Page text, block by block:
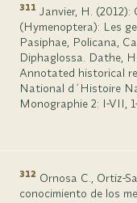
311 Janvier, H. (2012):
(Hymenoptera): Les
Pasiphae, Policana,
Diphaglossa. Dathe,
Annotated historical
National d´Histoire
Monographie 2: I-VII,
312 Ornosa C., Ortiz-
conocimiento de los